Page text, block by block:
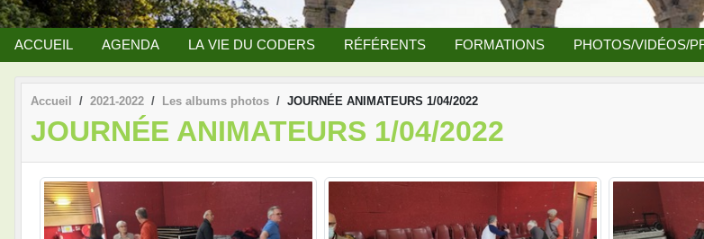
ACCUEIL AGENDA LA VIE DU CODERS RÉFÉRENTS FORMATIONS PHOTOS/VIDÉOS/
Accueil 2021-2022 Les albums photos JOURNÉE ANIMATEURS 1/04/2022
JOURNÉE ANIMATEURS 1/04/2022